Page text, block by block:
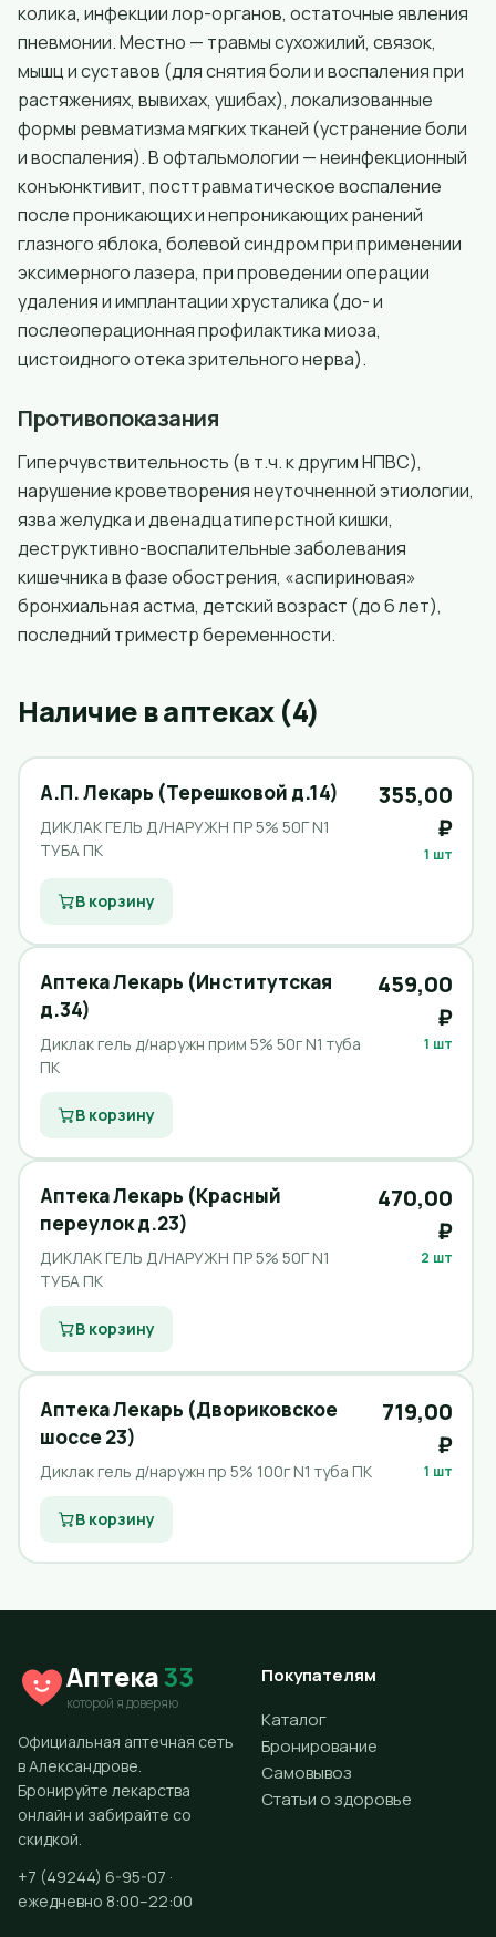
колика, инфекции лор-органов, остаточные явления
пневмонии. Местно — травмы сухожилий, связок,
мышц и суставов (для снятия боли и воспаления при
растяжениях, вывихах, ушибах), локализованные
формы ревматизма мягких тканей (устранение боли
и воспаления). В офтальмологии — неинфекционный
конъюнктивит, посттравматическое воспаление
после проникающих и непроникающих ранений
глазного яблока, болевой синдром при применении
эксимерного лазера, при проведении операции
удаления и имплантации хрусталика (до- и
послеоперационная профилактика миоза,
цистоидного отека зрительного нерва).
Противопоказания
Гиперчувствительность (в т.ч. к другим НПВС),
нарушение кроветворения неуточненной этиологии,
язва желудка и двенадцатиперстной кишки,
деструктивно-воспалительные заболевания
кишечника в фазе обострения, «аспириновая»
бронхиальная астма, детский возраст (до 6 лет),
последний триместр беременности.
Наличие в аптеках (4)
А.П. Лекарь (Терешковой д.14)
ДИКЛАК ГЕЛЬ Д/НАРУЖН ПР 5% 50Г N1
ТУБА ПК
355,00
₽
1 шт
В корзину
Аптека Лекарь (Институтская
д.34)
Диклак гель д/наружн прим 5% 50г N1 туба
ПК
459,00
₽
1 шт
В корзину
Аптека Лекарь (Красный
переулок д.23)
ДИКЛАК ГЕЛЬ Д/НАРУЖН ПР 5% 50Г N1
ТУБА ПК
470,00
₽
2 шт
В корзину
Аптека Лекарь (Двориковское
шоссе 23)
Диклак гель д/наружн пр 5% 100г N1 туба ПК
719,00
₽
1 шт
В корзину
Аптека33
которой я доверяю
Официальная аптечная сеть
в Александрове.
Бронируйте лекарства
онлайн и забирайте со
скидкой.
+7 (49244) 6-95-07 ·
ежедневно 8:00–22:00
Покупателям
Каталог
Бронирование
Самовывоз
Статьи о здоровье